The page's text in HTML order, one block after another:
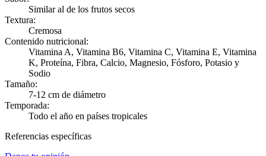
Similar al de los frutos secos
Textura:
Cremosa
Contenido nutricional:
Vitamina A, Vitamina B6, Vitamina C, Vitamina E, Vitamina
K, Proteína, Fibra, Calcio, Magnesio, Fósforo, Potasio y
Sodio
Tamaño:
7-12 cm de diámetro
Temporada:
Todo el año en países tropicales
Referencias específicas